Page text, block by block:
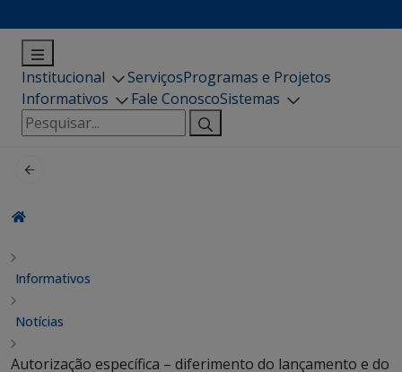
Institucional ServiçosProgramas e Projetos
Informativos
Fale ConoscoSistemas
Pesquisar
por:
Informativos
Notícias
Autorização específica – diferimento do lançamento e do